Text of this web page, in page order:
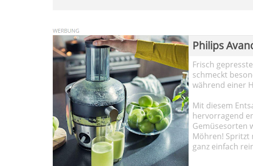
Philips
Frisch
schmeckt
während einer
Mit diesem
hervorragend
Gemüsesorten
Möhren! Spritzt
ganz einfach